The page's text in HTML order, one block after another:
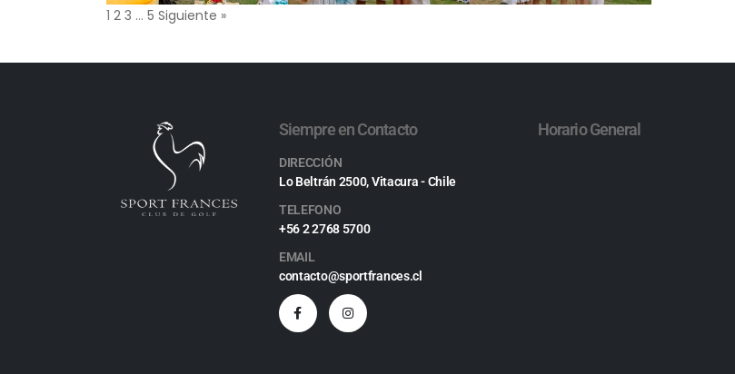
1 2 3 … 5 Siguiente »
Siempre en Contacto
DIRECCIÓN
Lo Beltrán 2500, Vitacura - Chile
TELEFONO
+56 2 2768 5700
EMAIL
contacto@sportfrances.cl
Horario General